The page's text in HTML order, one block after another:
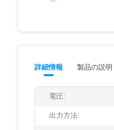
詳細情報 製品の説明
電圧:
出力方法: